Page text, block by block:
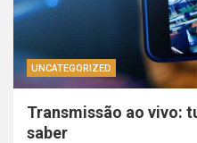
UNCATEGORIZED
Transmissão ao vivo:
saber